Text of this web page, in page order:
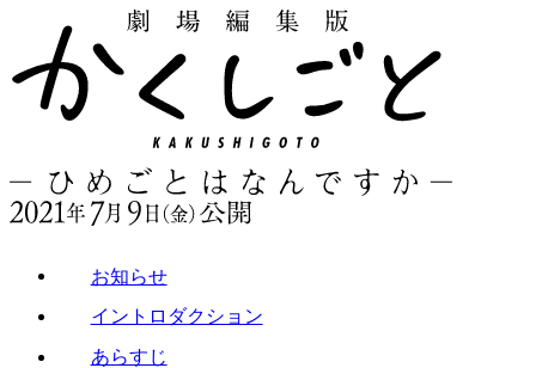
お知らせ
イントロダクション
あらすじ